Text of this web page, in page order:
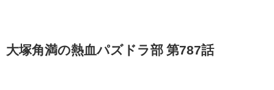
大塚角満の熱血パズドラ部 第787話